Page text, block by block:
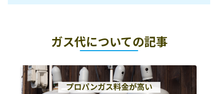
泉大津市
泉北郡忠岡町
泉南市
阪南市 泉南郡熊取町
ガス代についての記事